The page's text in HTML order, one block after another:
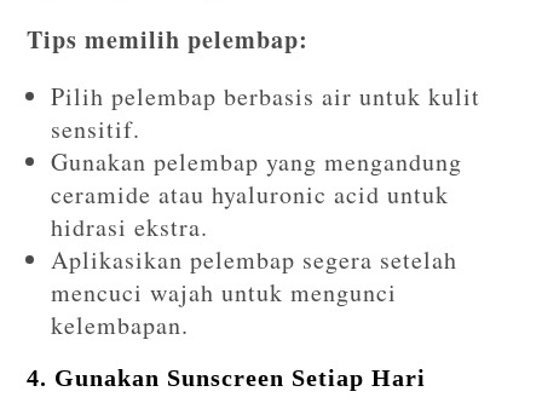
Tips memilih pelembap:
Pilih pelembap berbasis air untuk kulit
sensitif.
Gunakan pelembap yang mengandung
ceramide atau hyaluronic acid untuk
hidrasi ekstra.
Aplikasikan pelembap segera setelah
mencuci wajah untuk mengunci
kelembapan.
4. Gunakan Sunscreen Setiap Hari